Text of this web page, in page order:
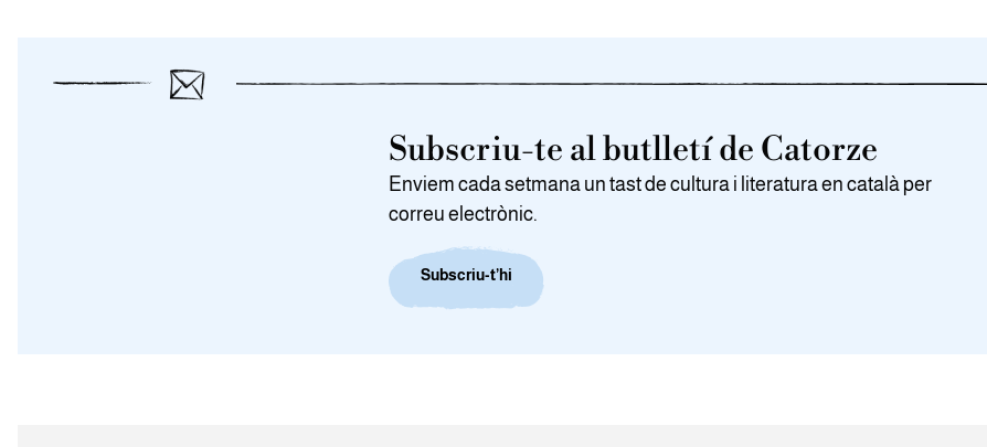
Subscriu-te al butlletí de Catorze
Enviem cada setmana un tast de cultura i literatura en català per
correu electrònic.
Subscriu-t’hi